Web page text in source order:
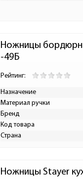
Ножницы
-49Б
Рейтинг:
Назначение
Материал ручки
Бренд
Код товара
Страна
Ножницы Stayer